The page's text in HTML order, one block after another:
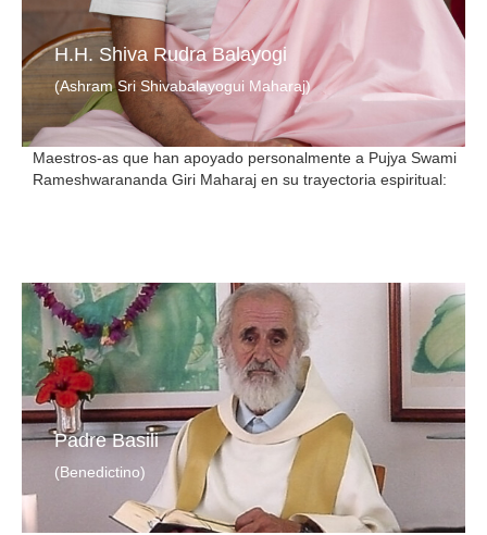
H.H. Shiva Rudra Balayogi
(Ashram Sri Shivabalayogui Maharaj)
Maestros-as que han apoyado personalmente a Pujya Swami
Rameshwarananda Giri Maharaj en su trayectoria espiritual:
Padre Basili
(Benedictino)